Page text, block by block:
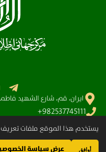
ايران، قم، شارع الشهيد
982537745111+
آیت الله سیستانی
يستخدم هذا الموقع ملفات تعريف
أوافق عرض سياسة